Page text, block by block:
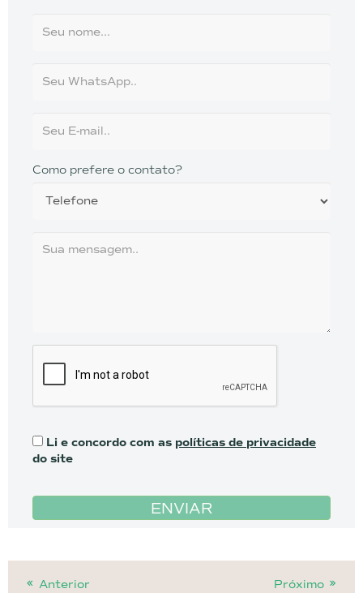
Como prefere o contato?
Li e concordo com as políticas de privacidade
do site
ENVIAR
Anterior
Próximo